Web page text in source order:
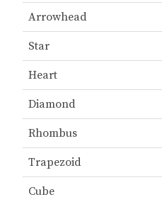
Arrowhead
Star
Heart
Diamond
Rhombus
Trapezoid
Cube